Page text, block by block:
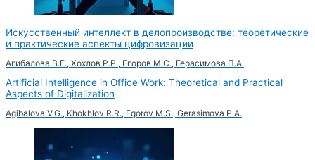
Искусственный интеллект в делопроизводстве: теоретические
и практические аспекты цифровизации
Агибалова В.Г., Хохлов Р.Р., Егоров М.С., Герасимова П.А.
Artificial Intelligence in Office Work: Theoretical and Practical
Aspects of Digitalization
Agibalova V.G., Khokhlov R.R., Egorov M.S., Gerasimova P.A.